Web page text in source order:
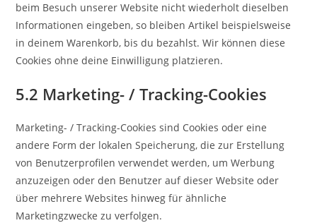
beim Besuch unserer Website nicht wiederholt dieselben
Informationen eingeben, so bleiben Artikel beispielsweise
in deinem Warenkorb, bis du bezahlst. Wir können diese
Cookies ohne deine Einwilligung platzieren.
5.2 Marketing- / Tracking-Cookies
Marketing- / Tracking-Cookies sind Cookies oder eine
andere Form der lokalen Speicherung, die zur Erstellung
von Benutzerprofilen verwendet werden, um Werbung
anzuzeigen oder den Benutzer auf dieser Website oder
über mehrere Websites hinweg für ähnliche
Marketingzwecke zu verfolgen.